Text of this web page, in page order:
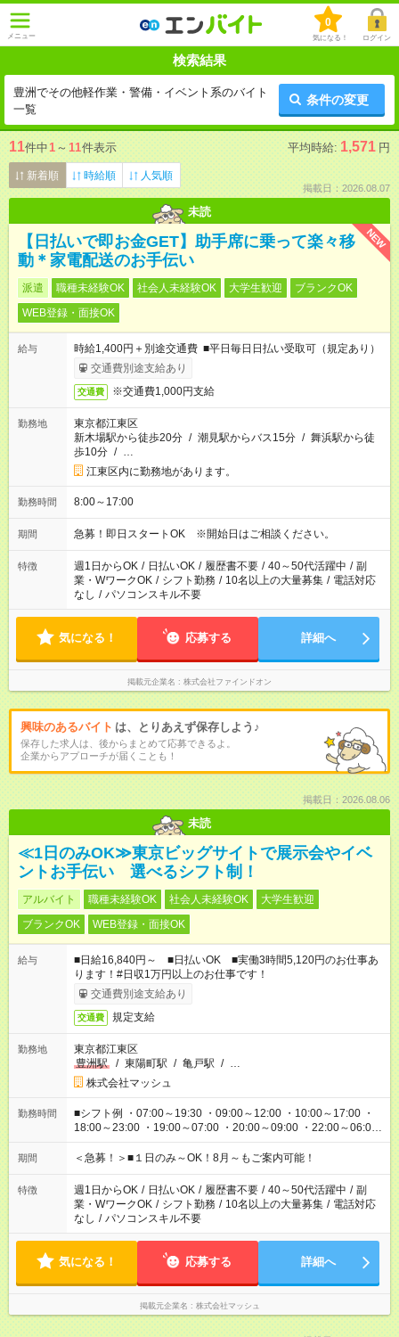
メニュー
0
気になる！ ログイン
検索結果
豊洲でその他軽作業・警備・イベント系のバイト
一覧
条件の変更
11件中1 ～ 11件表示 平均時給: 1,571 円
新着順 時給順 人気順
掲載日：2026.08.07
未読
NEW
【日払いで即お金GET】助手席に乗って楽々移
動＊家電配送のお手伝い
派遣 職種未経験OK 社会人未経験OK 大学生歓迎
ブランクOK
WEB登録・面接OK
給与
時給1,400円＋別途交通費 ■平日毎日日払い受取可（規定あり）
交通費別途支給あり
交通費 ※交通費1,000円支給
勤務地
東京都江東区
新木場駅から徒歩20分 / 潮見駅からバス15分 / 舞浜駅から徒
歩10分 / …
江東区内に勤務地があります。
勤務時間 8:00～17:00
期間 急募！即日スタートOK ※開始日はご相談ください。
特徴 週1日からOK / 日払いOK / 履歴書不要 / 40～50代活躍中 / 副
業・WワークOK / シフト勤務 / 10名以上の大量募集 / 電話対応
なし / パソコンスキル不要
気になる！ 応募する 詳細へ
掲載元企業名 株式会社ファインドオン
興味のあるバイト は、とりあえず保存しよう♪
保存した求人は、後からまとめて応募できるよ。
企業からアプローチが届くことも！
掲載日：2026.08.06
未読
≪1日のみOK≫東京ビッグサイトで展示会やイベ
ントお手伝い 選べるシフト制！
アルバイト 職種未経験OK 社会人未経験OK
大学生歓迎
ブランクOK
WEB登録・面接OK
給与
■日給16,840円～ ■日払いOK ■実働3時間5,120円のお仕事あ
ります！#日収1万円以上のお仕事です！
交通費別途支給あり
交通費 規定支給
勤務地
東京都江東区
豊洲駅
/ 東陽町駅 / 亀戸駅 / …
株式会社マッシュ
勤務時間
■シフト例 ・07:00～19:30 ・09:00～12:00 ・10:00～17:00 ・
18:00～23:00 ・19:00～07:00 ・20:00～09:00 ・22:00～06:00
etc ★最短で3時間で5,120円のお仕事から 15時間で2万円近く稼
げるお仕事も！ ご希望のお時間に合わせてご紹介！ ※シフトは
ください！
期間 ＜急募！＞■１日のみ～OK！8月～もご案内可能！
特徴 週1日からOK / 日払いOK / 履歴書不要 / 40～50代活躍中 / 副
業・WワークOK / シフト勤務 / 10名以上の大量募集 / 電話対応
なし / パソコンスキル不要
気になる！ 応募する 詳細へ
掲載元企業名 株式会社マッシュ